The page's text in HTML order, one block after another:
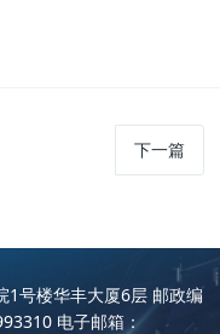
下一篇
1号楼华丰大厦6层 邮政编
电子邮箱：